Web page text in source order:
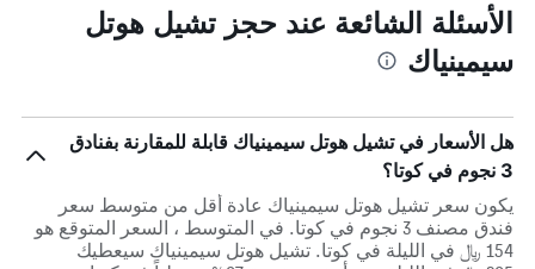
الأسئلة الشائعة عند حجز تشيل هوتل
سيمينياك
هل الأسعار في تشيل هوتل سيمينياك قابلة للمقارنة بفنادق
3 نجوم في كوتا؟
يكون سعر تشيل هوتل سيمينياك عادة أقل من متوسط ​​سعر
فندق مصنف 3 نجوم في كوتا. في المتوسط ، السعر المتوقع هو
154 ﷼ في الليلة في كوتا. تشيل هوتل سيمينياك سيعطيك